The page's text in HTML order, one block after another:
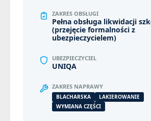
ZAKRES OBSŁUGI
Pełna obsługa likwidacji
(przejęcie formalności z
ubezpieczycielem)
UBEZPIECZYCIEL
UNIQA
ZAKRES NAPRAWY
BLACHARSKA
LAKIEROWANIE
WYMIANA CZĘŚCI